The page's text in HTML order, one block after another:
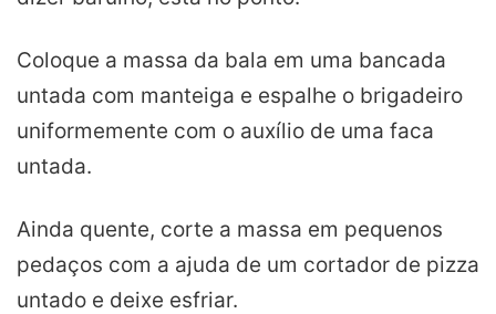
Coloque a massa da bala em uma bancada
untada com manteiga e espalhe o brigadeiro
uniformemente com o auxílio de uma faca
untada.
Ainda quente, corte a massa em pequenos
pedaços com a ajuda de um cortador de pizza
untado e deixe esfriar.